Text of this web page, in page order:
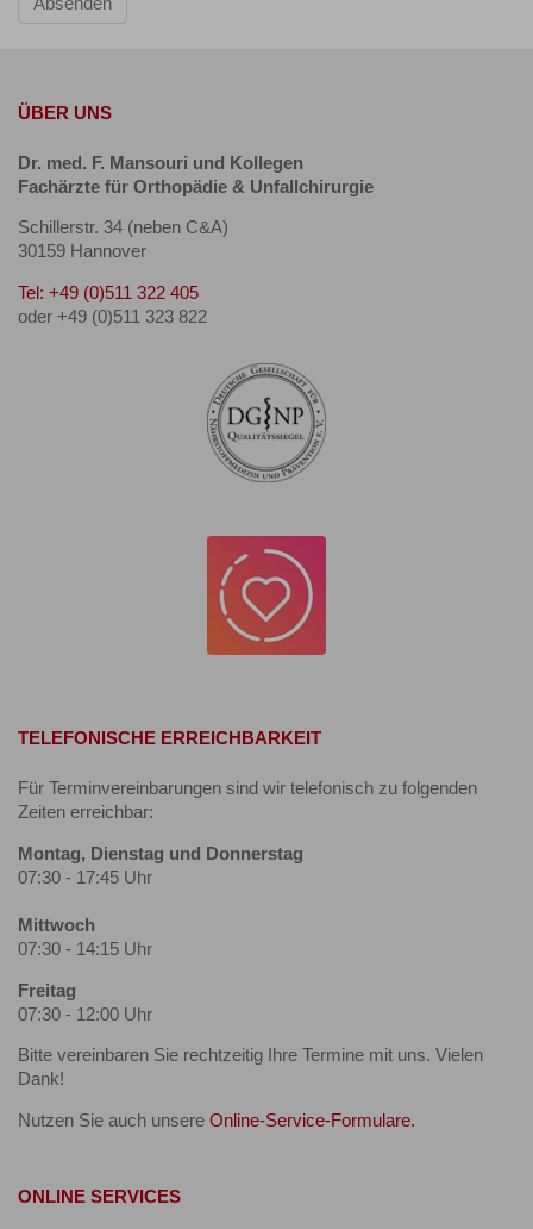
ÜBER UNS
Dr. med. F. Mansouri und Kollegen
Fachärzte für Orthopädie & Unfallchirurgie
Schillerstr. 34 (neben C&A)
30159 Hannover
Tel: +49 (0)511 322 405
oder +49 (0)511 323 822
TELEFONISCHE ERREICHBARKEIT
Für Terminvereinbarungen sind wir telefonisch zu folgenden
Zeiten erreichbar:
Montag, Dienstag und Donnerstag
07:30 - 17:45 Uhr
Mittwoch
07:30 - 14:15 Uhr
Freitag
07:30 - 12:00 Uhr
Bitte vereinbaren Sie rechtzeitig Ihre Termine mit uns. Vielen
Dank!
Nutzen Sie auch unsere Online-Service-Formulare.
ONLINE SERVICES